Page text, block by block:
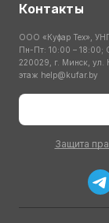
Контакты
ООО «Куфар Тех»,
Пн-Пт: 10:00 – 18:00;
220029, г. Минск, ул.
этаж help@kufar.by
Защита